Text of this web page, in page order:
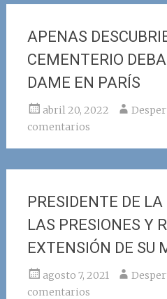
APENAS
CEMENTERIO
DAME EN PARÍS
abril 20, 2022
comentarios
PRESIDENTE DE LA
LAS PRESIONES Y
EXTENSIÓN DE SU
agosto 7, 2021
comentarios